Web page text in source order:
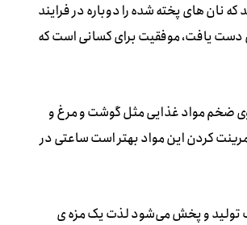
نان های پخته شده را دوباره در فرایند
دست یافت، موفقیت برای کسانی است که
ضخم مواد غذایی مثل گوشت و مرغ و
کردن این مواد بهتر است ساعتی در
تولید و پخش می‌شود لذت یک مزه ی